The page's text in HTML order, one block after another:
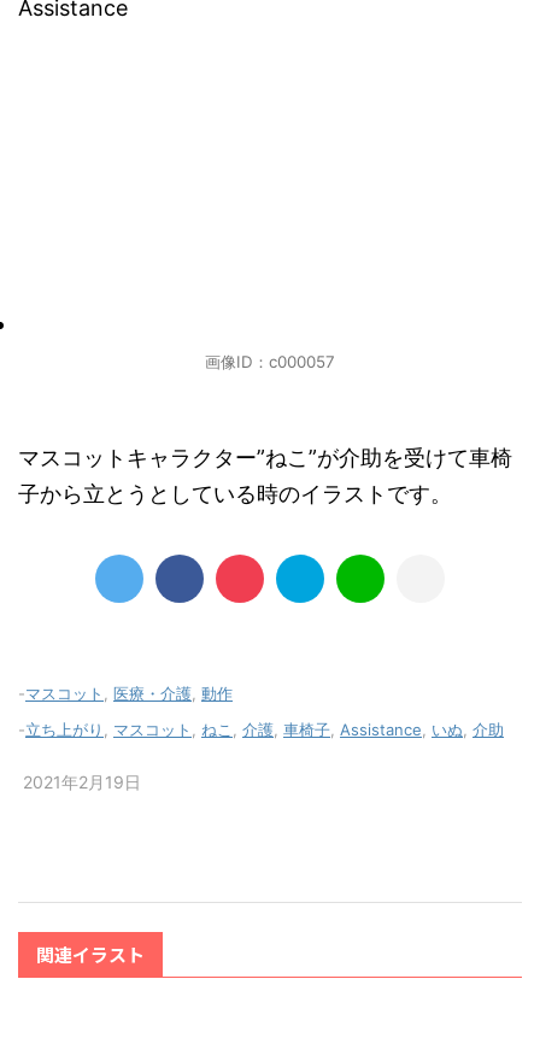
Assistance
画像ID：c000057
マスコットキャラクター”ねこ”が介助を受けて車椅
子から立とうとしている時のイラストです。
-マスコット 医療・介護 動作
-立ち上がり マスコット ねこ 介護 車椅子 Assistance いぬ 介助
2021年2月19日
関連イラスト